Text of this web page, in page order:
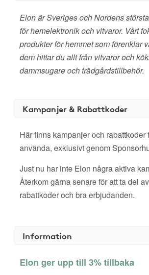
Elon är Sveriges och Nordens
för hemelektronik och vitvaror. Vårt
produkter för hemmet som förenklar
dem hittar du allt från vitvaror och
dammsugare och trädgårdstillbehör.
Kampanjer & Rabattkoder
Här finns kampanjer och rabattkoder
använda, exklusivt genom
Just nu har inte Elon några aktiva
Återkom gärna senare för att ta del
rabattkoder och bra erbjudanden.
Information
Elon ger upp till 3% tillbaka